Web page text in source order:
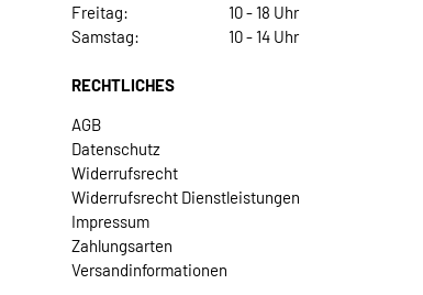
Freitag:
10 - 18 Uhr
Samstag:
10 - 14 Uhr
RECHTLICHES
AGB
Datenschutz
Widerrufsrecht
Widerrufsrecht Dienstleistungen
Impressum
Zahlungsarten
Versandinformationen